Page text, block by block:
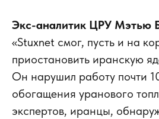
Экс-аналитик ЦРУ Мэтью
«Stuxnet смог, пусть и на
приостановить иранскую
Он нарушил работу почти
обогащения уранового
экспертов, иранцы,